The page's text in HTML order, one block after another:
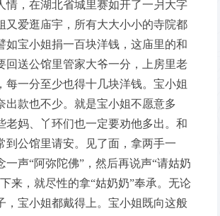
情，在湖北省城里赛如开了一爿大字
又爱逛庙宇，所有大大小小的寺院都
如宝小姐捐一百块洋钱，这庙里的和
回送公馆里管家大爷一分，上房里老
每一分至少也得十几块洋钱。宝小姐
出款也不少。就是宝小姐不愿意多
老妈、丫环们也一定要劝他多出。和
到公馆里请安。见了面，拿两手一
一声“阿弥陀佛”，然后再说声“请姑奶
来，就尽性的拿“姑奶奶”奉承。无论
，宝小姐都戴得上。宝小姐既向这般